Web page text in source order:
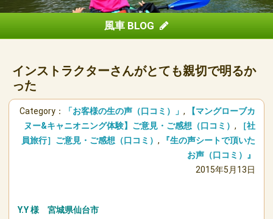
風車 BLOG
インストラクターさんがとても親切で明るか
った
Category： 「お客様の生の声（口コミ）」 ,
【マングローブカ
ヌー&キャニオニング体験】ご意見・ご感想（口コミ） ,
［社
員旅行］ご意見・ご感想（口コミ） ,
『生の声シートで頂いた
お声（口コミ）』
2015年5月13日
Y.Y 様 宮城県仙台市